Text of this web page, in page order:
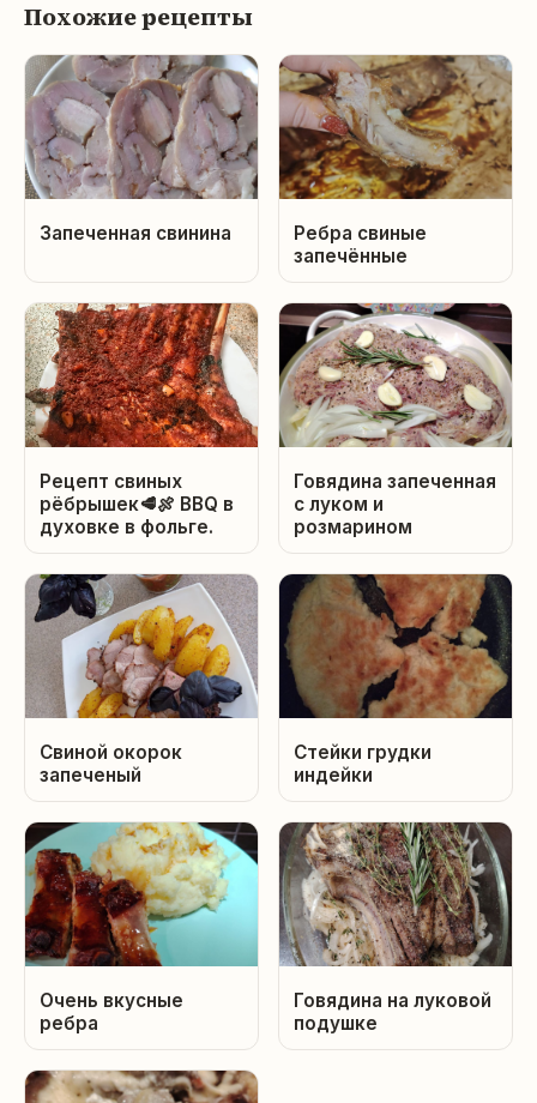
Похожие рецепты
Запеченная свинина
Ребра свиные
запечённые
Рецепт свиных
рёбрышек🥩🍖 BBQ в
духовке в фольге.
Говядина запеченная
с луком и
розмарином
Свиной окорок
запеченый
Стейки грудки
индейки
Очень вкусные
ребра
Говядина на луковой
подушке